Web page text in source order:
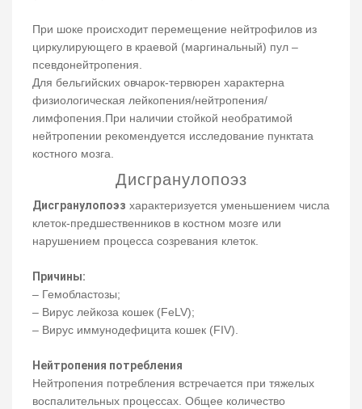
При шоке происходит перемещение нейтрофилов из
циркулирующего в краевой (маргинальный) пул –
псевдонейтропения.
Для бельгийских овчарок-тервюрен характерна
физиологическая лейкопения/нейтропения/
лимфопения.При наличии стойкой необратимой
нейтропении рекомендуется исследование пунктата
костного мозга.
Дисгранулопоэз
Дисгранулопоэз характеризуется уменьшением числа
клеток-предшественников в костном мозге или
нарушением процесса созревания клеток.
Причины:
– Гемобластозы;
– Вирус лейкоза кошек (FeLV);
– Вирус иммунодефицита кошек (FIV).
Нейтропения потребления
Нейтропения потребления встречается при тяжелых
воспалительных процессах. Общее количество